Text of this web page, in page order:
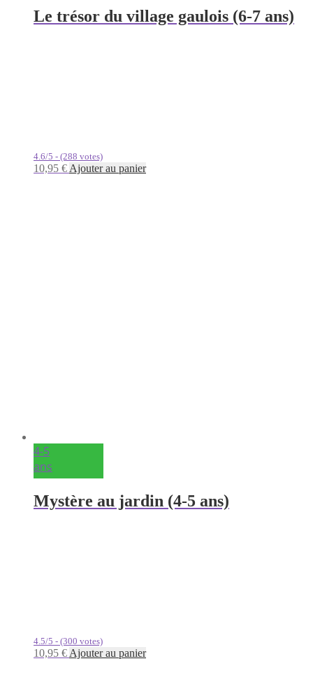
Le trésor du village gaulois (6-7 ans)
4.6/5 - (288 votes)
10,95 € Ajouter au panier
4-5
ans
Mystère au jardin (4-5 ans)
4.5/5 - (300 votes)
10,95 € Ajouter au panier